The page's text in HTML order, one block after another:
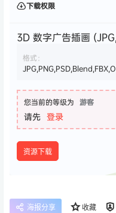
下载权限
3D 数字广告插画
格式：
您当前的等级为 游客
请先 登录
资源下载
海报分享 收藏